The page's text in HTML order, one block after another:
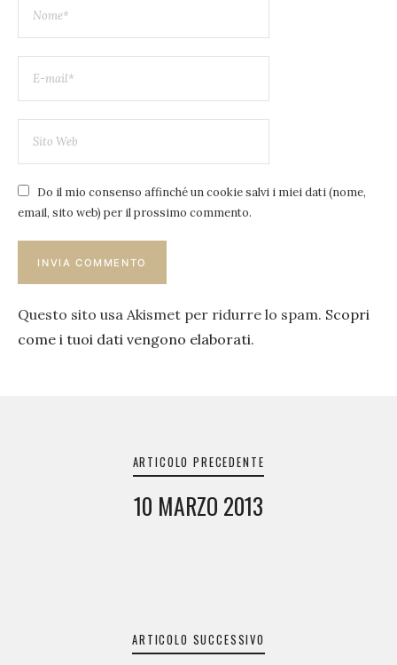
Do il mio consenso affinché un cookie salvi i miei dati (nome,
email, sito web) per il prossimo commento.
Questo sito usa Akismet per ridurre lo spam. Scopri
come i tuoi dati vengono elaborati.
ARTICOLO PRECEDENTE
10 MARZO 2013
ARTICOLO SUCCESSIVO